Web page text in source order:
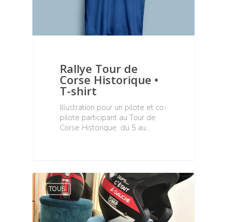
Rallye Tour de
Corse Historique •
T-shirt
Illustration pour un pilote et co-
pilote participant au Tour de
Corse Historique du 5 au…
TOUS